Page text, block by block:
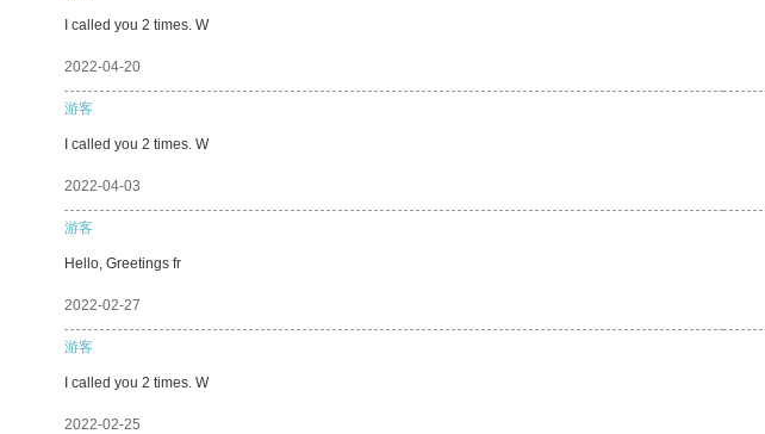
I called you 2 times. W
2022-04-20
游客
I called you 2 times. W
2022-04-03
游客
Hello, Greetings fr
2022-02-27
游客
I called you 2 times. W
2022-02-25